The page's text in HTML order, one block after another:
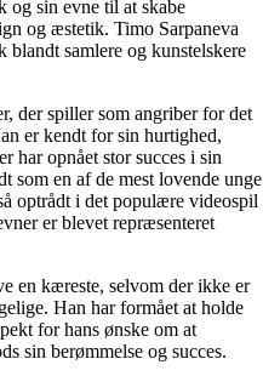
og sin evne til at skabe
og æstetik. Timo Sarpaneva
blandt samlere og kunstelskere
der spiller som angriber for det
er kendt for sin hurtighed,
har opnået stor succes i sin
som en af de mest lovende unge
optrådt i det populære videospil
er blevet repræsenteret
en kæreste, selvom der ikke er
Han har formået at holde
for hans ønske om at
sin berømmelse og succes.